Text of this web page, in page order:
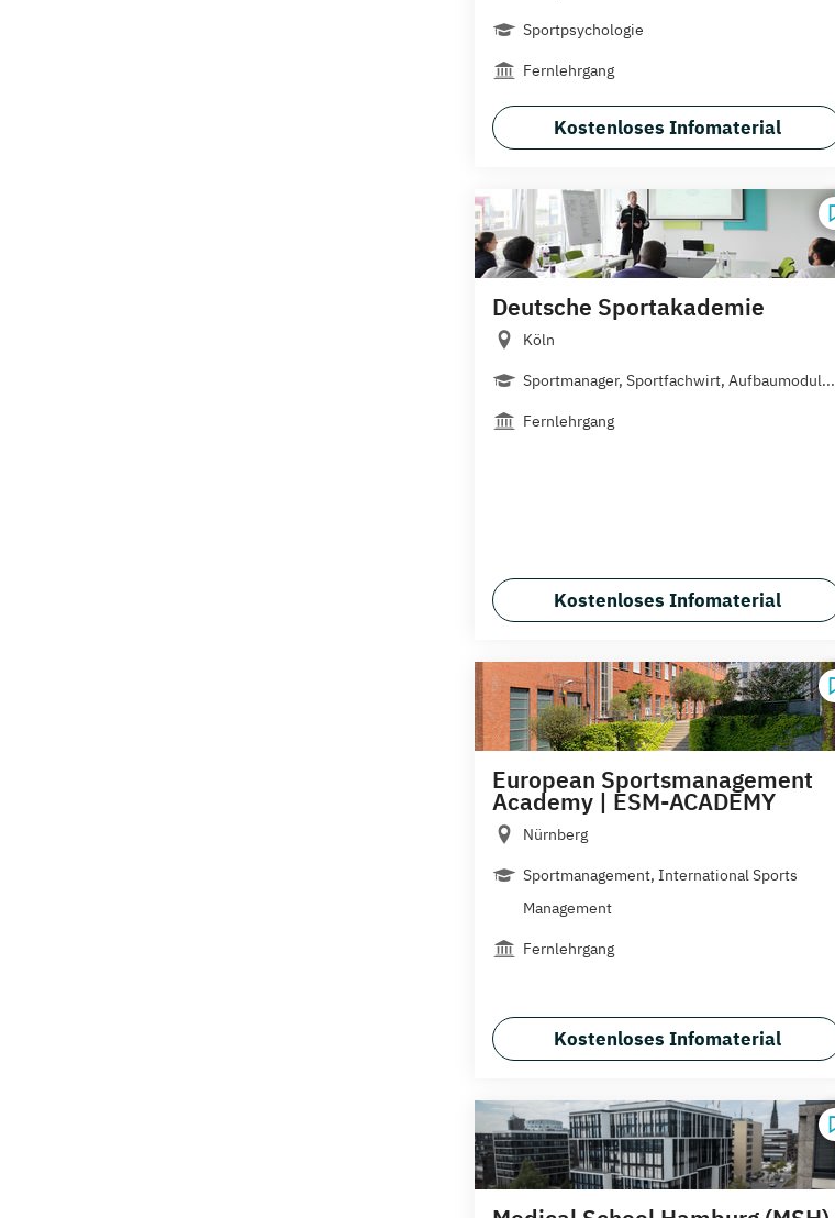
Sportpsychologie
Fernlehrgang
Kostenloses Infomaterial
Deutsche Sportakademie
Köln
Sportmanager, Sportfachwirt, Aufbaumodul...
Fernlehrgang
Kostenloses Infomaterial
European Sportsmanagement
Academy | ESM-ACADEMY
Nürnberg
Sportmanagement, International Sports
Management
Fernlehrgang
Kostenloses Infomaterial